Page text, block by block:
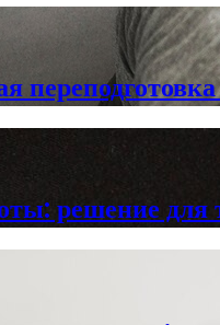
решение для